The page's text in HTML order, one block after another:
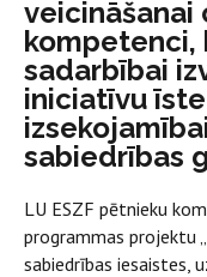
veicināšanai
kompetenci,
sadarbībai
iniciatīvu
sabiedrības
LU ESZF pētnieku
programmas projektu
sabiedrības iesaistes,